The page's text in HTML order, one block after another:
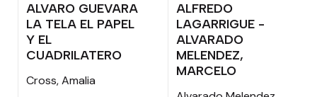
ALVARO GUEVARA
LA TELA EL PAPEL
Y EL
CUADRILATERO
Cross, Amalia
ALFREDO
LAGARRIGUE -
ALVARADO
MELENDEZ,
MARCELO